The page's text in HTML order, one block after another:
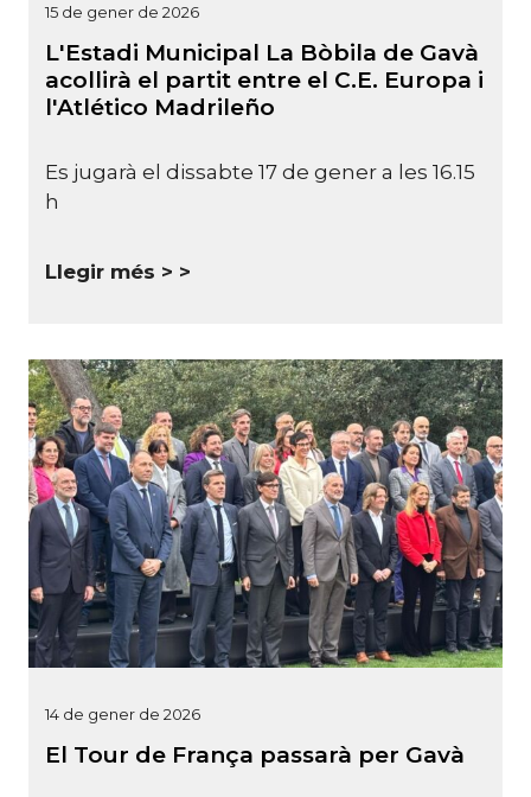
15 de gener de 2026
L'Estadi Municipal La Bòbila de Gavà
acollirà el partit entre el C.E. Europa i
l'Atlético Madrileño
Es jugarà el dissabte 17 de gener a les 16.15
h
Llegir més >
14 de gener de 2026
El Tour de França passarà per Gavà